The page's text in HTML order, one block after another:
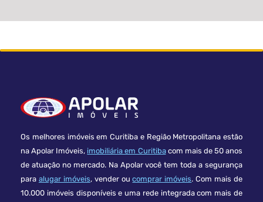
Quartos
Privat.
R$ 1.450.000,00
SABER MAIS
Os melhores imóveis em Curitiba e Região Metropolitana estão
na Apolar Imóveis, imobiliária em Curitibacom mais de 50 anos
de atuação no mercado. Na Apolar você tem toda a segurança
para alugar imóveis, vender oucomprar imóveis. Com mais de
10.000 imóveis disponíveis e uma rede integrada com mais de